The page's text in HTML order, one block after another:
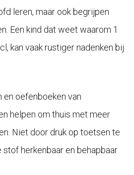
leren, maar ook begrijpen
Een kind dat weet waarom 1
kan vaak rustiger nadenken bij
en oefenboeken van
helpen om thuis met meer
Niet door druk op toetsen te
stof herkenbaar en behapbaar